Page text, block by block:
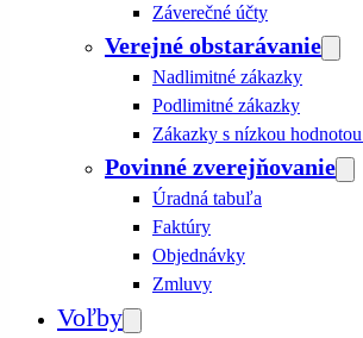
Záverečné účty
Verejné obstarávanie
Nadlimitné zákazky
Podlimitné zákazky
Zákazky s nízkou
Povinné zverejňovanie
Úradná tabuľa
Faktúry
Objednávky
Zmluvy
Voľby